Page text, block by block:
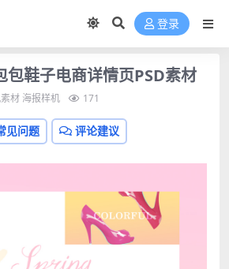
登录
包鞋子电商详情页PSD素材
材 海报样机 171
见问题 评论建议